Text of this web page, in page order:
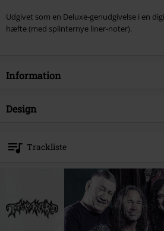
Udgivet som en Deluxe-genudgivelse i en
hæfte (med splinternye liner-noter).
Information
Artikelnr.
Musikgenre
Udgivelsesdato
24-11-
Køn
Unisex
Design
Medier - Format 1-3
Trackliste
2. Acid Death